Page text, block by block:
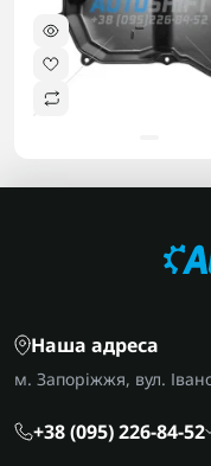
Наша адреса
м. Запоріжжя, вул.
+38 (095) 226-84-52